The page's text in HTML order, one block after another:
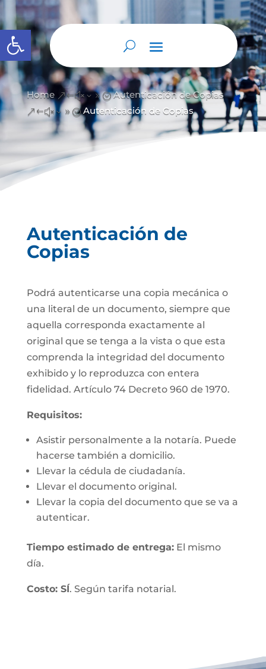
Abrir barra de herramientas
Home &#x39; Autenticación de Copias
&#x39; Autenticación de Copias
Autenticación de
Copias
Podrá autenticarse una copia mecánica o
una literal de un documento, siempre que
aquella corresponda exactamente al
original que se tenga a la vista o que esta
comprenda la integridad del documento
exhibido y lo reproduzca con entera
fidelidad. Artículo 74 Decreto 960 de 1970.
Requisitos:
Asistir personalmente a la notaría. Puede
hacerse también a domicilio.
Llevar la cédula de ciudadanía.
Llevar el documento original.
Llevar la copia del documento que se va a
autenticar.
Tiempo estimado de entrega:El mismo
día.
Costo: SÍ. Según tarifa notarial.